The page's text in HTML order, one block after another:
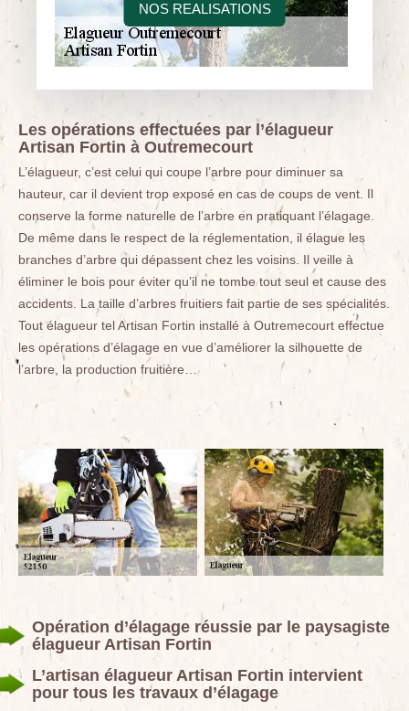
NOS REALISATIONS
Les opérations effectuées par l’élagueur
Artisan Fortin à Outremecourt
L’élagueur, c’est celui qui coupe l’arbre pour diminuer sa
hauteur, car il devient trop exposé en cas de coups de vent. Il
conserve la forme naturelle de l’arbre en pratiquant l’élagage.
De même dans le respect de la réglementation, il élague les
branches d’arbre qui dépassent chez les voisins. Il veille à
éliminer le bois pour éviter qu’il ne tombe tout seul et cause des
accidents. La taille d’arbres fruitiers fait partie de ses spécialités.
Tout élagueur tel Artisan Fortin installé à Outremecourt effectue
les opérations d’élagage en vue d’améliorer la silhouette de
l’arbre, la production fruitière…
Opération d’élagage réussie par le paysagiste
élagueur Artisan Fortin
L’artisan élagueur Artisan Fortin intervient
pour tous les travaux d’élagage